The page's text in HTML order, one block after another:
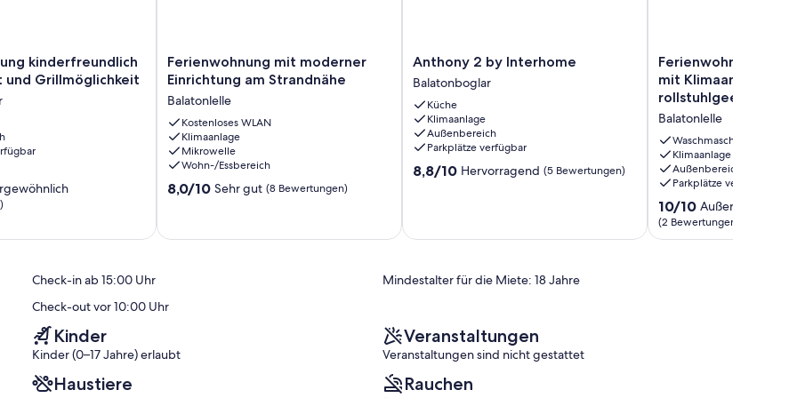
via Kabel. Sendungen in Deutsch und Ungarisch.
300 m. Bank in 3,2 km. Thermalbad, Diskothek jeweils
Golf in 10 km. Tennis in 18,8 km.
kinderfreundlich
Grillmöglichkeit
Ferienwohnung
mit
Einrichtung
am
Strandnähe
Balatonlelle
Ferienwohnung mit moderner
Einrichtung am Strandnähe
Balatonlelle
Kostenloses WLAN
Klimaanlage
Mikrowelle
Wohn-/Essbereich
8.0
8,0/10 Sehr gut (8 Bewertungen)
Anthony
2
by
Interhome
Balatonboglar
Anthony 2 by Interhome
Balatonboglar
Küche
Klimaanlage
Außenbereich
Parkplätze verfügbar
8.8
8,8/10 Hervorragend (5 Bewertungen)
Ferienwohnung
in
2021
renoviert
mit
Klimaanlage
und
WLAN,
rollstuhlgeeignet
Balatonlelle
Ferienwohnung in
mit Klimaanlage und
rollstuhlgeeignet
Balatonlelle
Waschmaschine
Klimaanlage
Außenbereich
Parkplätze verfügbar
10.0
von
10,
10/10
(2 Bewertungen)
Check-in ab 15:00 Uhr
Mindestalter für die Miete: 18 Jahre
Check-out vor 10:00 Uhr
Kinder
Kinder (0–17 Jahre) erlaubt
Veranstaltungen
Veranstaltungen sind nicht gestattet
Haustiere Rauchen